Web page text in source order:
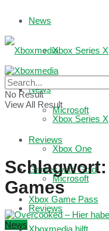
News
Xbox Series X
Microsoft
Reviews
Games with Gold
Xbox Game Pass
Xboxmedia hilft
News
Xbox Series X
Xbox One
Microsoft
Reviews
No Result
View All Result
Schlagwort:
Games
News